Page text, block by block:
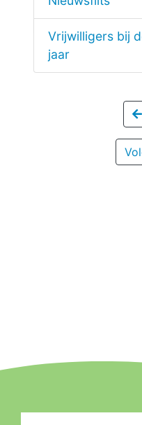
Vrijwilligers bij
jaar